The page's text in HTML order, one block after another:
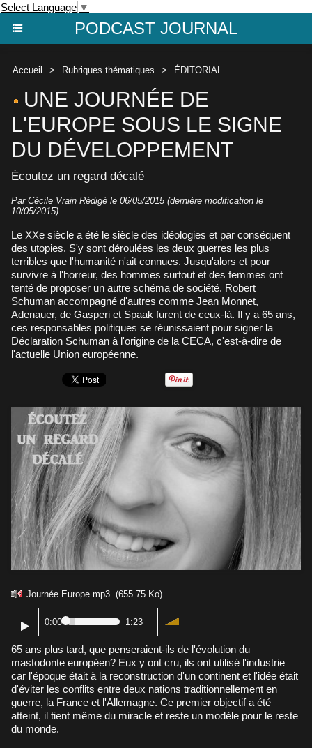
Select Language ▼
PODCAST JOURNAL
Accueil > Rubriques thématiques > ÉDITORIAL
UNE JOURNÉE DE
L'EUROPE SOUS LE SIGNE
DU DÉVELOPPEMENT
Écoutez un regard décalé
Par Cécile Vrain Rédigé le 06/05/2015 (dernière modification le
10/05/2015)
Le XXe siècle a été le siècle des idéologies et par conséquent
des utopies. S'y sont déroulées les deux guerres les plus
terribles que l'humanité n'ait connues. Jusqu'alors et pour
survivre à l'horreur, des hommes surtout et des femmes ont
tenté de proposer un autre schéma de société. Robert
Schuman accompagné d'autres comme Jean Monnet,
Adenauer, de Gasperi et Spaak furent de ceux-là. Il y a 65 ans,
ces responsables politiques se réunissaient pour signer la
Déclaration Schuman à l'origine de la CECA, c'est-à-dire de
l'actuelle Union européenne.
Journée Europe.mp3 (655.75 Ko)
0:00 1:23
65 ans plus tard, que penseraient-ils de l'évolution du
mastodonte européen? Eux y ont cru, ils ont utilisé l'industrie
car l'époque était à la reconstruction d'un continent et l'idée était
d'éviter les conflits entre deux nations traditionnellement en
guerre, la France et l'Allemagne. Ce premier objectif a été
atteint, il tient même du miracle et reste un modèle pour le reste
du monde.